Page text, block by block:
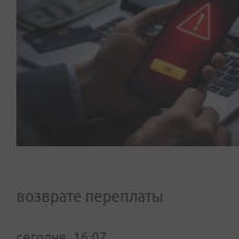
возврате переплаты